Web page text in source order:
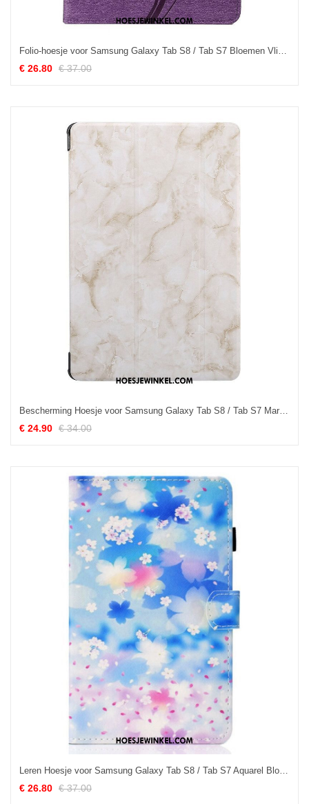
Folio-hoesje voor Samsung Galaxy Tab S8 / Tab S7 Bloemen Vlinders
€ 26.80 € 37.00
Bescherming Hoesje voor Samsung Galaxy Tab S8 / Tab S7 Marmeren Stijl
€ 24.90 € 34.00
Leren Hoesje voor Samsung Galaxy Tab S8 / Tab S7 Aquarel Bloemen
€ 26.80 € 37.00